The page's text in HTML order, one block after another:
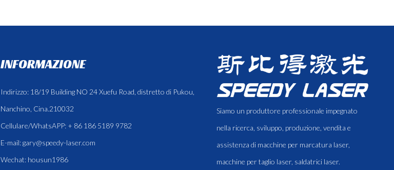
INFORMAZIONE
Indirizzo: 18/19 Building NO 24 Xuefu Road, distretto di Pukou,
Nanchino, Cina.210032
Cellulare/WhatsAPP: + 86 186 5189 9782
E-mail:gary@speedy-laser.com
Wechat: housun1986
Siamo un produttore professionale impegnato
nella ricerca, sviluppo, produzione, vendita e
assistenza di macchine per marcatura laser,
macchine per taglio laser, saldatrici laser.